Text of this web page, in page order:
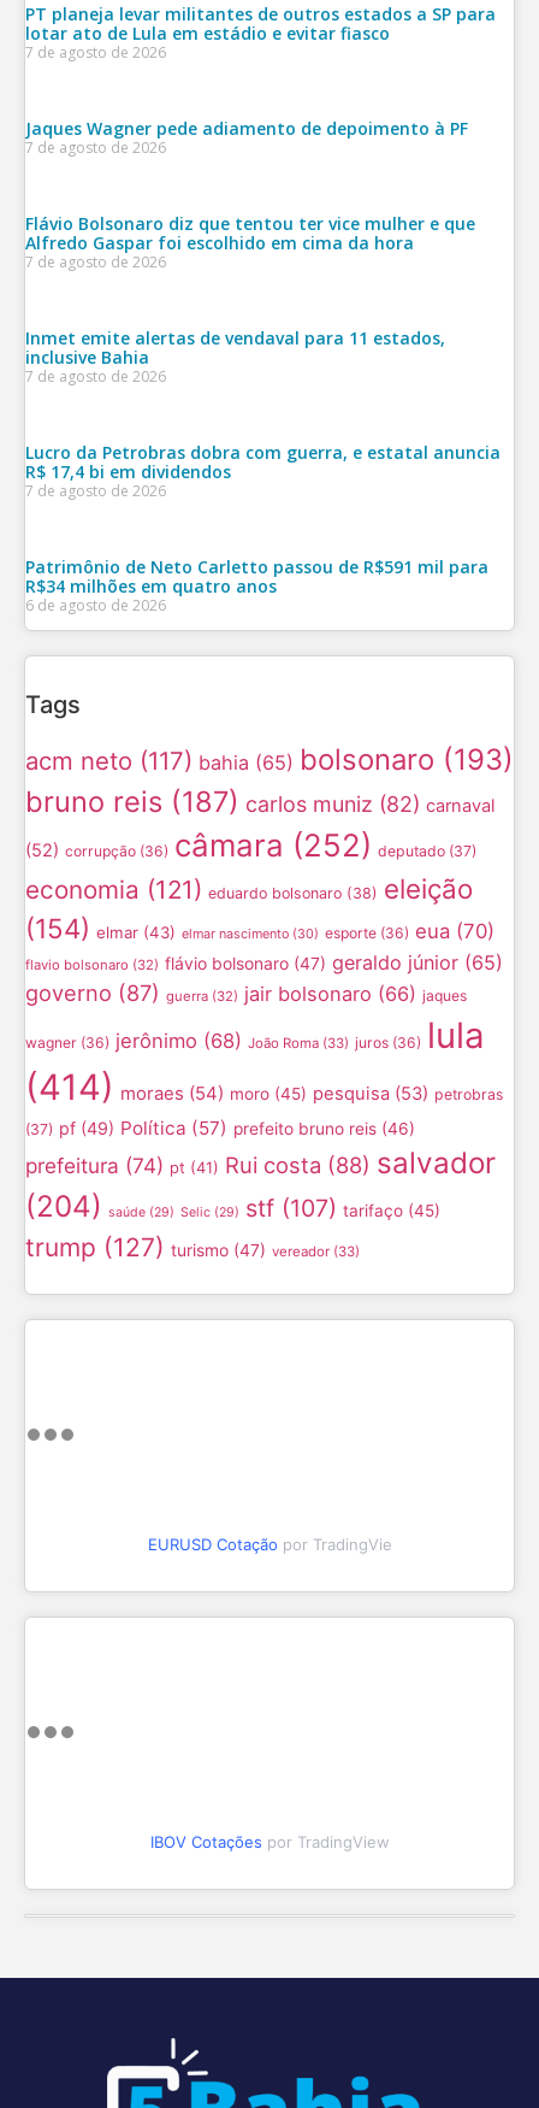
PT planeja levar militantes de outros estados a SP para
lotar ato de Lula em estádio e evitar fiasco
7 de agosto de 2026
Jaques Wagner pede adiamento de depoimento à PF
7 de agosto de 2026
Flávio Bolsonaro diz que tentou ter vice mulher e que
Alfredo Gaspar foi escolhido em cima da hora
7 de agosto de 2026
Inmet emite alertas de vendaval para 11 estados,
inclusive Bahia
7 de agosto de 2026
Lucro da Petrobras dobra com guerra, e estatal anuncia
R$ 17,4 bi em dividendos
7 de agosto de 2026
Patrimônio de Neto Carletto passou de R$591 mil para
R$34 milhões em quatro anos
6 de agosto de 2026
Tags
acm neto (117) bahia (65) bolsonaro (193)
bruno reis (187) carlos muniz (82) carnaval
(52) corrupção (36) câmara (252) deputado (37)
economia (121) eduardo bolsonaro (38) eleição
(154) elmar (43) elmar nascimento (30) esporte (36) eua (70)
flavio bolsonaro (32) flávio bolsonaro (47) geraldo júnior (65)
governo (87) guerra (32) jair bolsonaro (66) jaques
wagner (36) jerônimo (68) João Roma (33) juros (36) lula
(414) moraes (54) moro (45) pesquisa (53) petrobras
(37) pf (49) Política (57) prefeito bruno reis (46)
prefeitura (74) pt (41) Rui costa (88) salvador
(204) saúde (29) Selic (29) stf (107) tarifaço (45)
trump (127) turismo (47) vereador (33)
EURUSD Cotação por TradingVie
IBOV Cotações por TradingView